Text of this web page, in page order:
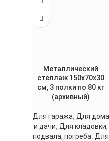
Металлический
стеллаж 150x70x30
см, 3 полки по 80 кг
(архивный)
Для гаража, Для дома
и дачи, Для кладовки,
подвала, погреба, Для